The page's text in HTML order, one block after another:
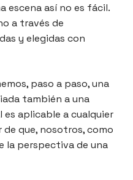
escena así no es fácil.
a través de
y elegidas con
paso a paso, una
también a una
es aplicable a cualquier
que, nosotros, como
la perspectiva de una